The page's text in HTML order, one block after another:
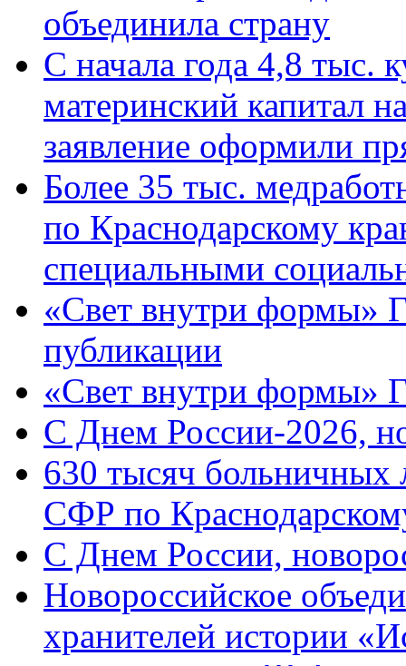
объединила страну
С начала года 4,8 тыс.
материнский капитал
заявление оформили
Более 35 тыс.
по Краснодарскому
специальными
«Свет внутри формы»
публикации
«Свет внутри формы»
C Днем России-2026,
630 тысяч больничных
СФР по
C Днем России,
Новороссийское
хранителей истории